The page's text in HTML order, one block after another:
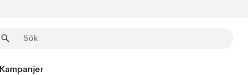
Kampanjer